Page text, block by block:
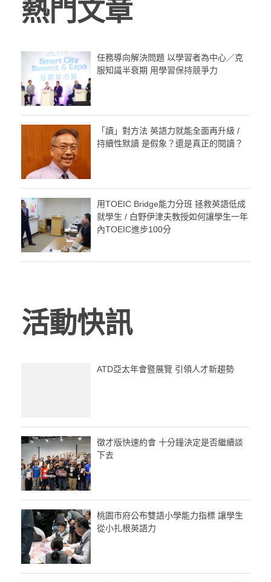
熱門文章
任務導向解決問題 以學習者為中心／克
服知識半衰期 用學習保持競爭力
「讀」對方法 英語力就能全面再升級 /
持續性默讀 是假象？還是真正的閱讀？
用TOEIC Bridge能力分班 拯救英語低成
就學生 / 白野伊津夫教授如何讓學生一年
內TOEIC進步100分
活動快訊
ATD亞太年會暨展覽 引領人才新趨勢
徵才版快速約會 十分鐘決定是否繼續談
下去
桃園市府公布雙語小學能力指標 讓學生
從小扎根英語力